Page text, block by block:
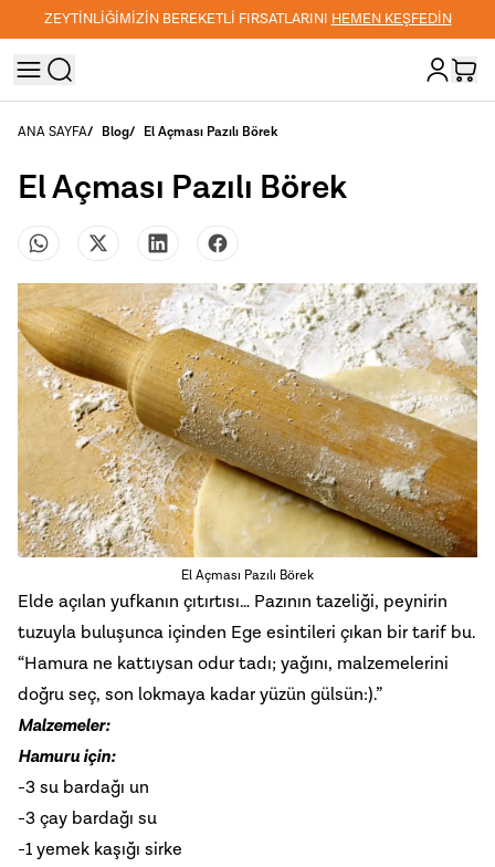
FIRSATLARINIHEMEN KEŞFEDİN 3000 TL VE ÜZERİ
ANA SAYFA/ Blog/ El Açması Pazılı Börek
El Açması Pazılı Börek
El Açması Pazılı Börek
Elde açılan yufkanın çıtırtısı… Pazının tazeliği, peynirin
tuzuyla buluşunca içinden Ege esintileri çıkan bir tarif bu.
“Hamura ne kattıysan odur tadı; yağını, malzemelerini
doğru seç, son lokmaya kadar yüzün gülsün:).”
Malzemeler:
Hamuru için:
-3 su bardağı un
-3 çay bardağı su
-1 yemek kaşığı sirke